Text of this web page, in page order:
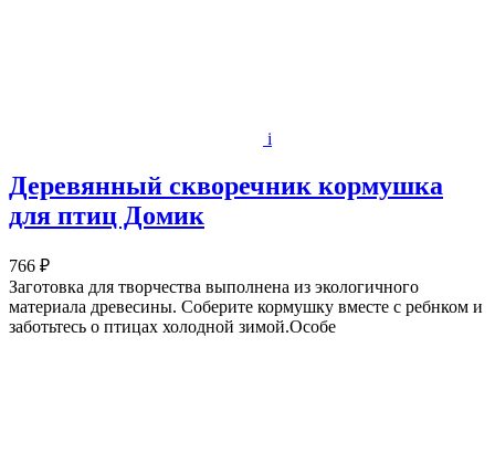
i
Деревянный скворечник кормушка
для птиц Домик
766 ₽
Заготовка для творчества выполнена из экологичного
материала древесины. Соберите кормушку вместе с ребнком и
заботьтесь о птицах холодной зимой.Особе